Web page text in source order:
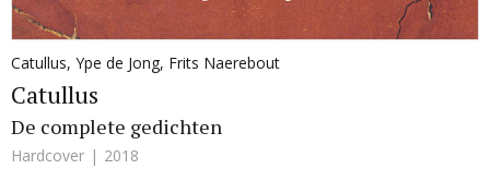
Catullus, Ype de Jong, Frits Naerebout
Catullus
De complete gedichten
Hardcover 2018